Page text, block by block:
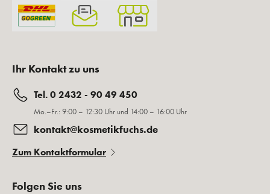
Ihr Kontakt zu uns
Tel. 0 2432 - 90 49 450
Mo.–Fr.: 9:00 – 12:30 Uhr und 14:00 – 16:00 Uhr
kontakt@kosmetikfuchs.de
Zum Kontaktformular
Folgen Sie uns